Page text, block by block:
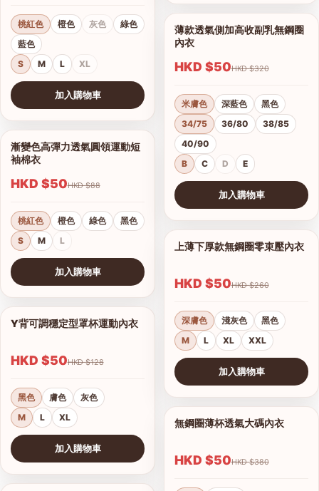
桃紅色 橙色 灰色
綠色
藍色
S
M L XL
加入購物車
1/15
查看圖片
漸變色高彈力透氣圓領運動短
袖棉衣
HKD $50 HKD $88
桃紅色 橙色 綠色
黑色
S
M L
加入購物車
1/6
查看圖片
Y背可調穩定型罩杯運動內衣
HKD $50 HKD $128
黑色 膚色
灰色
M
L XL
加入購物車
查看圖片
1/17
薄款透氣側加高收副乳無鋼圈
內衣
HKD $50 HKD $320
米膚色 深藍色
黑色
34/75
36/80
38/85
40/90
B
C D E
加入購物車
1/12
查看圖片
上薄下厚款無鋼圈零束壓內衣
HKD $50 HKD $260
深膚色 淺灰色
黑色
M
L XL XXL
加入購物車
查看圖片
無鋼圈薄杯透氣大碼內衣
HKD $50 HKD $380
English